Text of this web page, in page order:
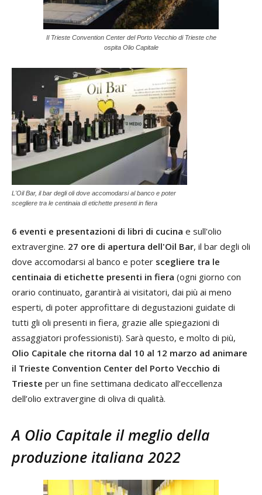
Il Trieste Convention Center del Porto Vecchio di Trieste che
ospita Olio Capitale
L'Oil Bar, il bar degli oli dove accomodarsi al banco e poter
scegliere tra le centinaia di etichette presenti in fiera
6 eventi e presentazioni di libri di cucina e sull'olio
extravergine. 27 ore di apertura dell'Oil Bar, il bar degli oli
dove accomodarsi al banco e poter scegliere tra le
centinaia di etichette presenti in fiera (ogni giorno con
orario continuato, garantirà ai visitatori, dai più ai meno
esperti, di poter approfittare di degustazioni guidate di
tutti gli oli presenti in fiera, grazie alle spiegazioni di
assaggiatori professionisti). Sarà questo, e molto di più,
Olio Capitale che ritorna dal 10 al 12 marzo ad animare
il Trieste Convention Center del Porto Vecchio di
Trieste per un fine settimana dedicato all’eccellenza
dell’olio extravergine di oliva di qualità.
A Olio Capitale il meglio della
produzione italiana 2022